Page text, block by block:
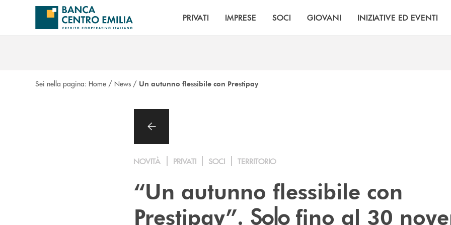
Salta al contenuto principale
PRIVATI IMPRESE SOCI GIOVANI INIZIATIVE ED EVENTI
Sei nella pagina: Home / News / Un autunno flessibile con Prestipay
NOVITÀ PRIVATI SOCI TERRITORIO
“Un autunno flessibile con
Prestipay”. Solo fino al 30